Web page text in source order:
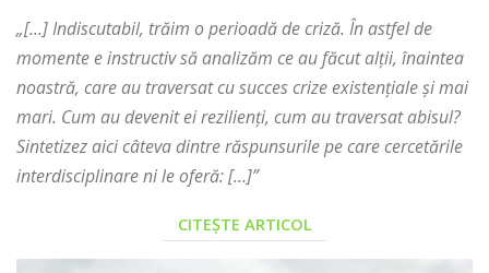
„[…] Indiscutabil, trăim o perioadă de criză. În astfel de
momente e instructiv să analizăm ce au făcut alții, înaintea
noastră, care au traversat cu succes crize existențiale și mai
mari. Cum au devenit ei rezilienți, cum au traversat abisul?
Sintetizez aici câteva dintre răspunsurile pe care cercetările
interdisciplinare ni le oferă: […]”
CITEȘTE ARTICOL